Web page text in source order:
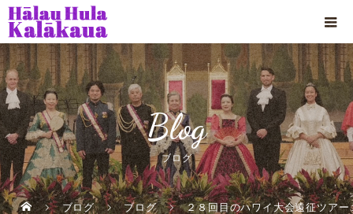
Blog
ブログ
ブログ ブログ ２８回目のハワイ大会遠征ツアー